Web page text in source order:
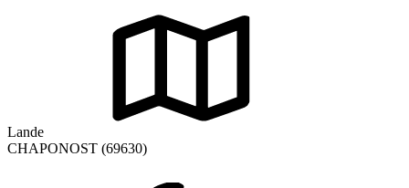
Lande
CHAPONOST (69630)